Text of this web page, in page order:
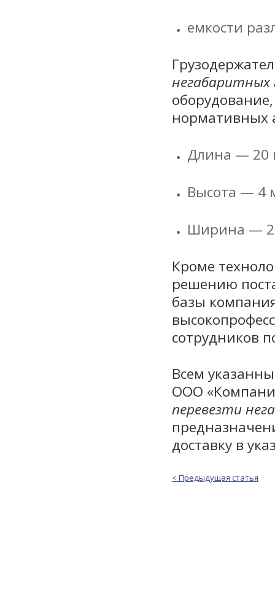
емкости
негабаритных
нормативных
Длина — 20
Высота — 4
Ширина —
Кроме
решению
базы
сотрудников
Всем
ООО
перевезти
доставку в
< Предыдущая статья